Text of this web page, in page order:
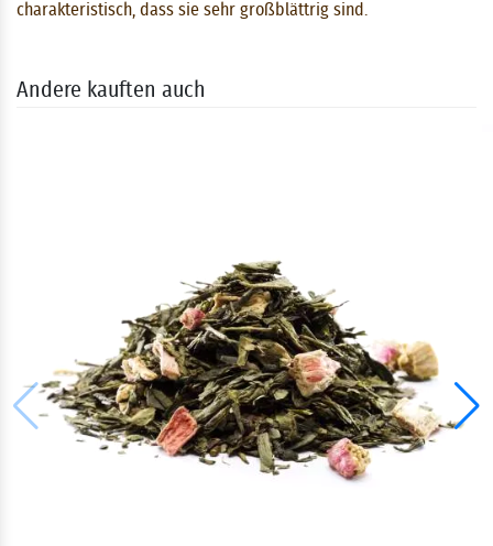
charakteristisch, dass sie sehr großblättrig sind.
Andere kauften auch